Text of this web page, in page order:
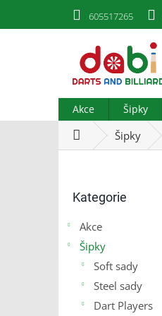
605517265
Akce Šipky
DomůŠipky
kategorie
Kategorie
Akce
Šipky
Soft sady
Steel sady
Dart Players